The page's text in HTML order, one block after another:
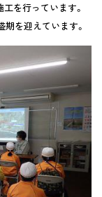
を行っています。
を迎えています。